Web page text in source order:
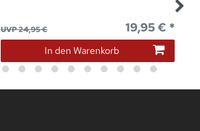
UVP 24,95 € 19,95 € *
In den Warenkorb